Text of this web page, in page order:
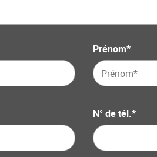
Prénom*
N° de tél.*